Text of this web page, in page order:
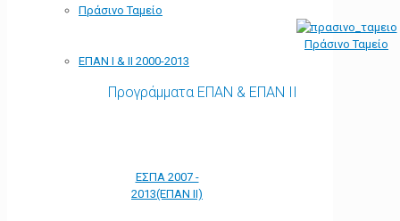
Πράσινο Ταμείο
Πράσινο Ταμείο
ΕΠΑΝ Ι & ΙΙ 2000-2013
Προγράμματα ΕΠΑΝ & ΕΠΑΝ ΙΙ
ΕΣΠΑ 2007 -
2013(ΕΠΑΝ ΙΙ)